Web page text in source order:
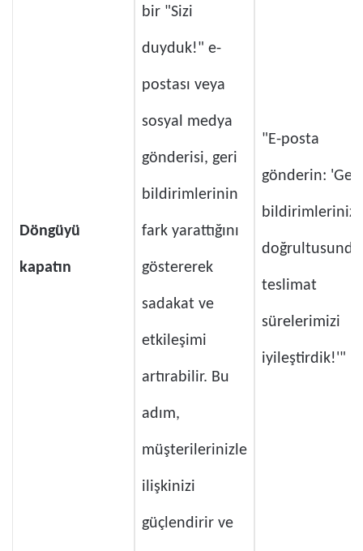
Döngüyü
kapatın
bir "Sizi
duyduk!" e-
postası veya
sosyal medya
gönderisi, geri
bildirimlerinin
fark yarattığını
göstererek
sadakat ve
etkileşimi
artırabilir. Bu
adım,
müşterilerinizle
ilişkinizi
güçlendirir ve
"E-posta
gönderin: 'Geri
bildirimleriniz
doğrultusunda
teslimat
sürelerimizi
iyileştirdik!'"